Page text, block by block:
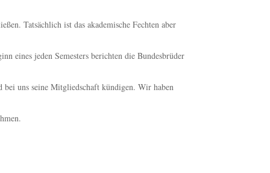
Tatsächlich ist das akademische Fechten aber
eines jeden Semesters berichten die Bundesbrüder
bei uns seine Mitgliedschaft kündigen. Wir haben